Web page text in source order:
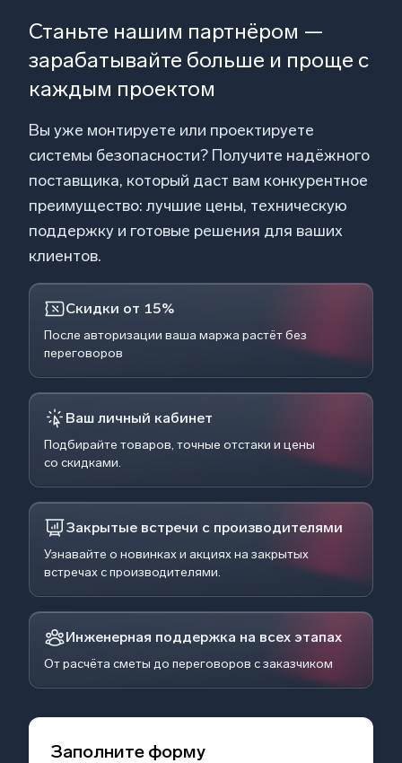
Станьте нашим партнёром —
зарабатывайте больше и проще с
каждым проектом
Вы уже монтируете или проектируете
системы безопасности? Получите надёжного
поставщика, который даст вам конкурентное
преимущество: лучшие цены, техническую
поддержку и готовые решения для ваших
клиентов.
Скидки от 15%
После авторизации ваша маржа растёт без
переговоров
Ваш личный кабинет
Подбирайте товаров, точные отстаки и цены
со скидками.
Закрытые встречи с производителями
Узнавайте о новинках и акциях на закрытых
встречах с производителями.
Инженерная поддержка на всех этапах
От расчёта сметы до переговоров с заказчиком
Заполните форму